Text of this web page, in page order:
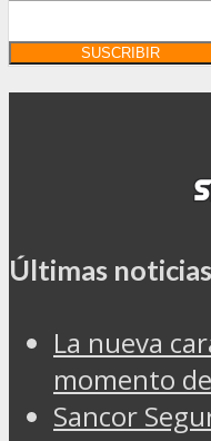
Últimas noticias
La nueva
momento
Sancor